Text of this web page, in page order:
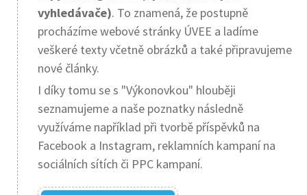
vyhledávače). To znamená, že postupně
procházíme webové stránky ÚVEE a ladíme
veškeré texty včetně obrázků a také připravujeme
nové články.
I díky tomu se s "Výkonovkou" hlouběji
seznamujeme a naše poznatky následně
využíváme například při tvorbě příspěvků na
Facebook a Instagram, reklamních kampaní na
sociálních sítích či PPC kampaní.